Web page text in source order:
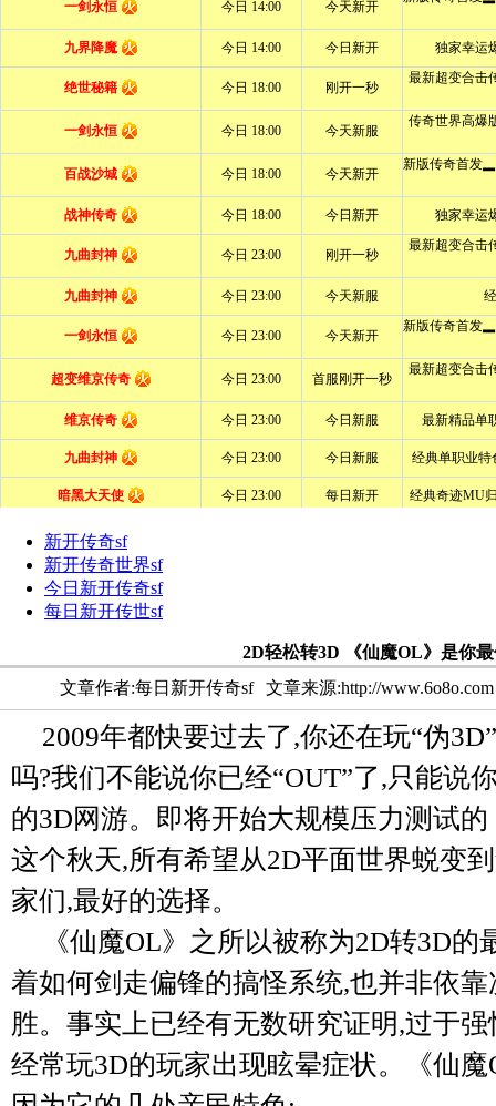
新开传奇sf
新开传奇世界sf
今日新开传奇sf
每日新开传世sf
2D轻松转3D 《仙魔OL》是你
文章作者:每日新开传奇sf
文章来源:http://www.6o8o.com
2009年都快要过去了,你还在玩“伪
吗?我们不能说你已经“OUT”了,只能说
的3D网游。即将开始大规模压力测试
这个秋天,所有希望从2D平面世界蜕变
家们,最好的选择。
《仙魔OL》之所以被称为2D转3D
着如何剑走偏锋的搞怪系统,也并非依
胜。事实上已经有无数研究证明,过于
经常玩3D的玩家出现眩晕症状。《仙